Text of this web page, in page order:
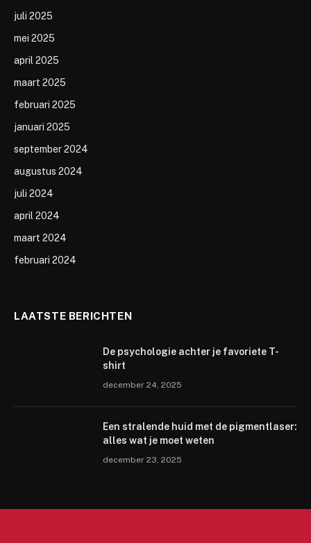
juli 2025
mei 2025
april 2025
maart 2025
februari 2025
januari 2025
september 2024
augustus 2024
juli 2024
april 2024
maart 2024
februari 2024
LAATSTE BERICHTEN
De psychologie achter je favoriete T-
shirt
december 24, 2025
Een stralende huid met de pigmentlaser:
alles wat je moet weten
december 23, 2025